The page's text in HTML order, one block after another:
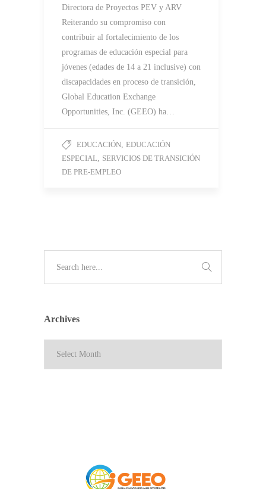
Directora de Proyectos PEV y ARV
Reiterando su compromiso con
contribuir al fortalecimiento de los
programas de educación especial para
jóvenes (edades de 14 a 21 inclusive) con
discapacidades en proceso de transición,
Global Education Exchange
Opportunities, Inc. (GEEO) ha…
EDUCACIÓN, EDUCACIÓN
ESPECIAL, SERVICIOS DE TRANSICIÓN
DE PRE-EMPLEO
Archives